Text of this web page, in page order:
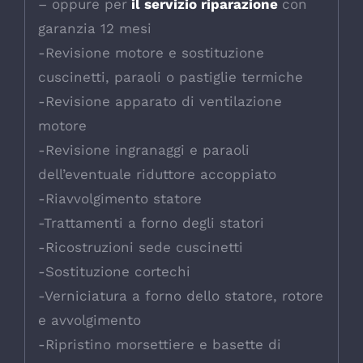
– oppure peril servizio riparazione con
garanzia 12 mesi
-Revisione motore e sostituzione
cuscinetti, paraoli o pastiglie termiche
-Revisione apparato di ventilazione
motore
-Revisione ingranaggi e paraoli
dell’eventuale riduttore accoppiato
-Riavvolgimento statore
-Trattamenti a forno degli statori
-Ricostruzioni sede cuscinetti
-Sostituzione cortechi
-Verniciatura a forno dello statore, rotore
e avvolgimento
-Ripristino morsettiere e basette di